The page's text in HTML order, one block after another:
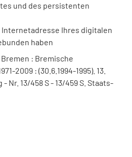
und des persistenten
Ihres digitalen
haben
: Bremische
2009 : (30.6.1994-1995). 13.
- Nr. 13/458 S - 13/459 S. Staats-